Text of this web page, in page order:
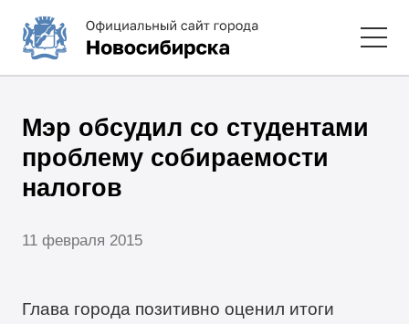
Мэр обсудил со студентами
проблему собираемости
налогов
11 февраля 2015
Глава города позитивно оценил итоги